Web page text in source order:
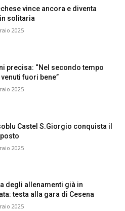
vince ancora e diventa
solitaria
2025
precisa: “Nel secondo tempo
fuori bene”
2025
Castel S.Giorgio conquista il
2025
degli allenamenti già in
testa alla gara di Cesena
2025